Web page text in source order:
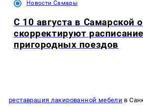
Новости Самары
С 10 августа в Самарской
скорректируют расписание
пригородных поездов
реставрация лакированной мебели в